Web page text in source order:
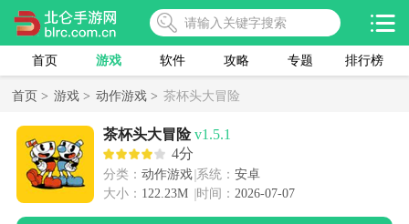
首页 游戏 软件 攻略 专题 排行榜
首页 > 游戏 > 动作游戏 > 茶杯头大冒险
茶杯头大冒险v1.5.1
4分
分类： 动作游戏 系统： 安卓
大小： 122.23M 时间： 2026-07-07